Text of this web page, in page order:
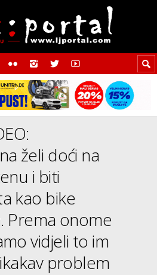
želi doći na
i biti
kao bike
Prema onome
vidjeli to im
problem